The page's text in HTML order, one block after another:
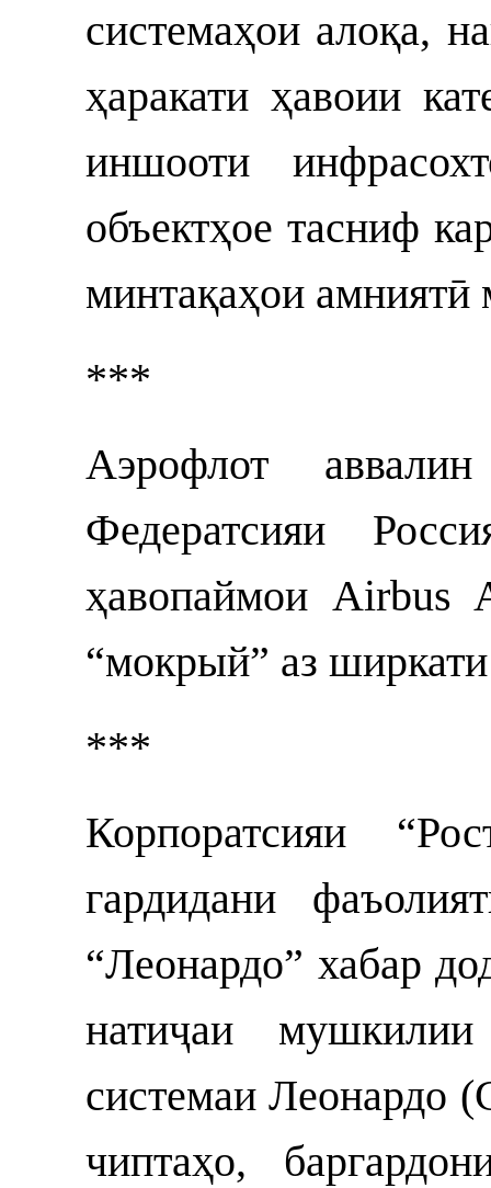
системаҳои алоқа,
ҳаракати ҳавоии
иншооти
объектҳое тасниф
минтақаҳои амниятӣ
***
Аэрофлот
Федератсияи
ҳавопаймои Airbus
“мокрый” аз
***
Корпоратсияи
гардидани
“Леонардо” хабар
натиҷаи
системаи Леонардо
чиптаҳо,